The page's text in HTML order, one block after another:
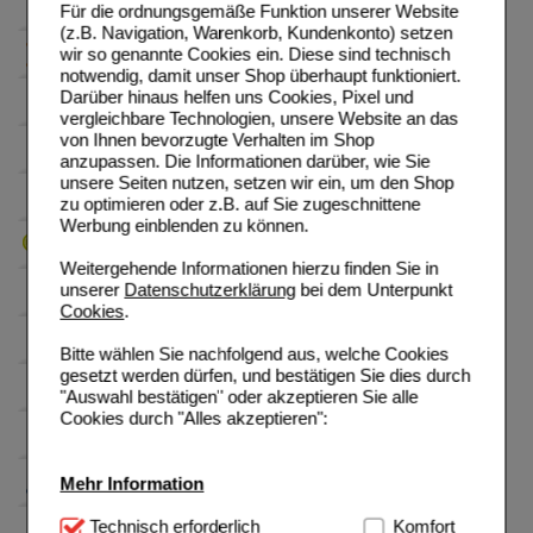
Für die ordnungsgemäße Funktion unserer Website
(z.B. Navigation, Warenkorb, Kundenkonto) setzen
wir so genannte Cookies ein. Diese sind technisch
notwendig, damit unser Shop überhaupt funktioniert.
Darüber hinaus helfen uns Cookies, Pixel und
vergleichbare Technologien, unsere Website an das
von Ihnen bevorzugte Verhalten im Shop
anzupassen. Die Informationen darüber, wie Sie
unsere Seiten nutzen, setzen wir ein, um den Shop
zu optimieren oder z.B. auf Sie zugeschnittene
Werbung einblenden zu können.
Weitergehende Informationen hierzu finden Sie in
unserer Datenschutzerklärungbei dem Unterpunkt
Cookies.
Bitte wählen Sie nachfolgend aus, welche Cookies
gesetzt werden dürfen, und bestätigen Sie dies durch
"Auswahl bestätigen" oder akzeptieren Sie alle
Cookies durch "Alles akzeptieren":
Mehr Information
Technisch Notwendig:Hierbei handelt es sich um
Technisch erforderlich Komfort